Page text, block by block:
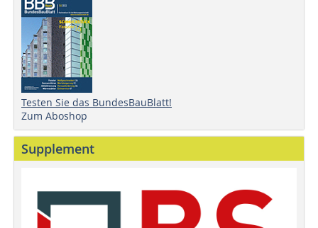
Testen Sie das BundesBauBlatt!
Zum Aboshop
Supplement